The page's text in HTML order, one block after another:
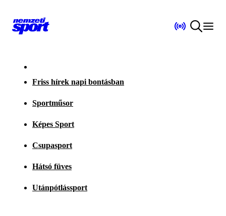
Friss hírek napi bontásban
Sportműsor
Képes Sport
Csupasport
Hátsó füves
Utánpótlássport